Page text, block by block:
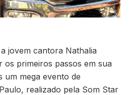
jovem cantora Nathalia
os primeiros passos em sua
um mega evento de
realizado pela Som Star